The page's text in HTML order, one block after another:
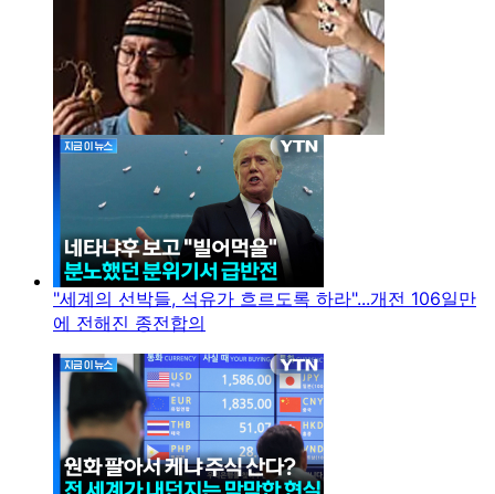
"세계의 선박들, 석유가 흐르도록 하라"...개전 106일만
에 전해진 종전합의